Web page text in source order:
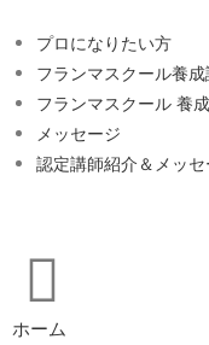
プロになりたい方
フランマスクール養成
フランマスクール 養
メッセージ
認定講師紹介＆メッセ
ホーム